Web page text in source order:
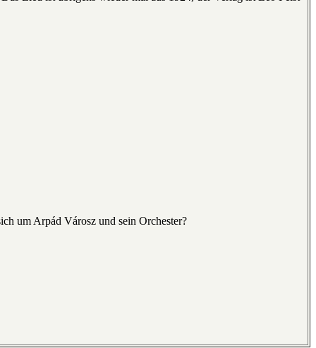
um Arpád Városz und sein Orchester?